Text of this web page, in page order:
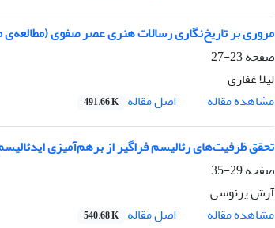
مروری بر تاریخ‌‌نگاری رسالات هنری عصر صفوی
صفحه23-27
لیلا غفاری
مشاهده مقاله
اصل مقاله 491.66 K
تحقق ظرفیت‌های رئالیسم فراگیر از برهم‌آمیزی
صفحه29-35
آرش پرنوسی
مشاهده مقاله
اصل مقاله 540.68 K